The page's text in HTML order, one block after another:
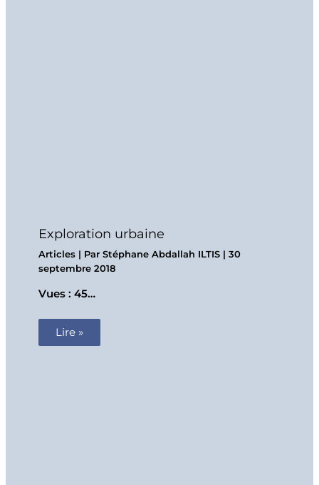
Exploration urbaine
Articles| Par Stéphane Abdallah ILTIS | 30
septembre 2018
Vues : 45…
Lire »